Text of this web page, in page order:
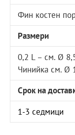
Фин костен
Размери
0,2 L – см. Ø
Чинийка см. Ø
Срок на
1-3 седмици